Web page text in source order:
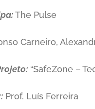
The Pulse
Carneiro,
“SafeZone –
Prof. Luís Ferreira